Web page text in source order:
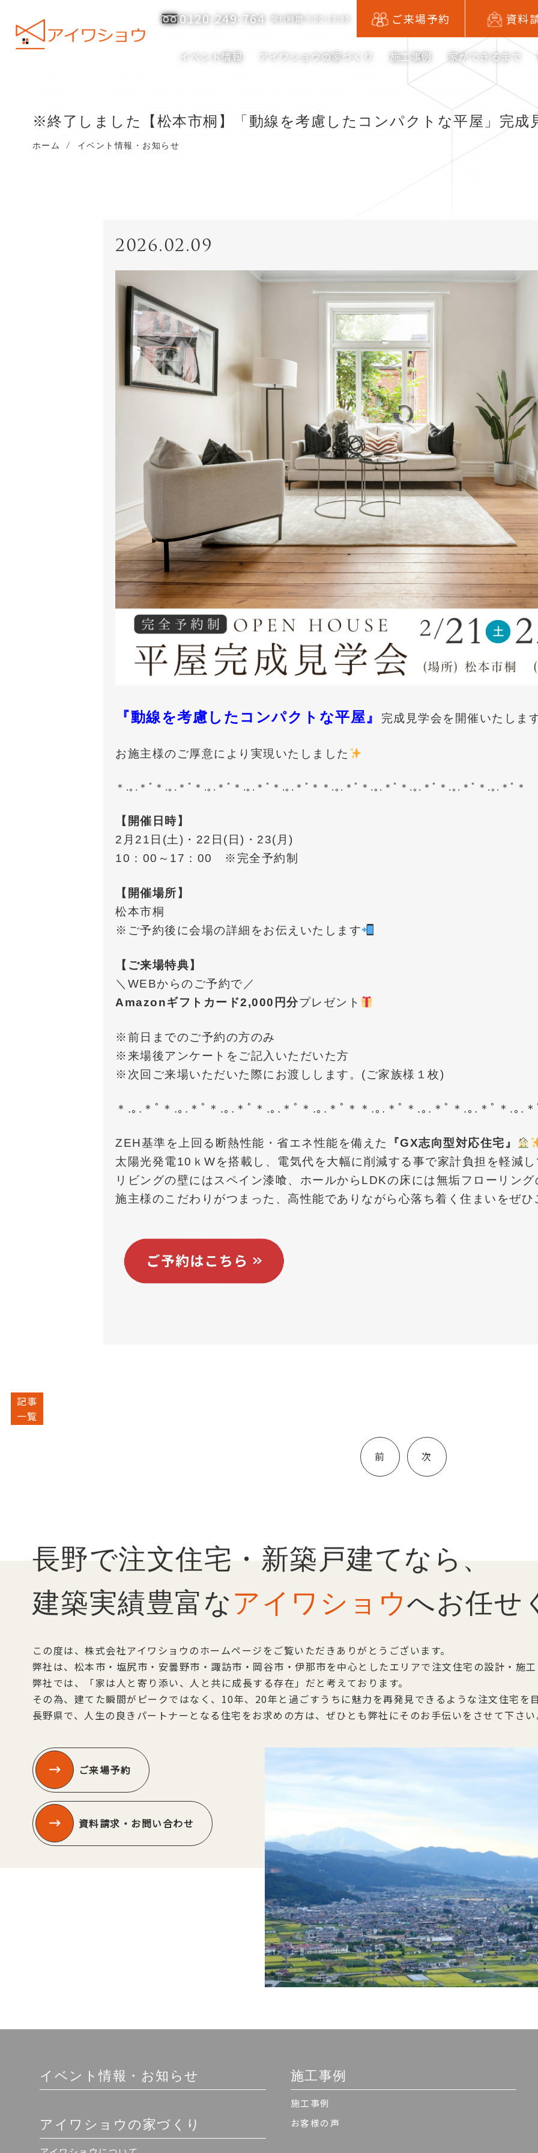
0120-249-764 受付時間 9:00-18:00 ご来場予約 資料
イベント情報 アイワショウの家づくり 施工事例 家ができるまで
※終了しました【松本市桐】「動線を考慮したコンパクトな平屋」完成
ホーム / イベント情報・お知らせ
2026.02.09
『動線を考慮したコンパクトな平屋』 完成見学会を開催いたしま
お施主様のご厚意により実現いたしました
＊.｡.＊ﾟ＊.｡.＊ﾟ＊.｡.＊ﾟ＊.｡.＊ﾟ＊.｡.＊ﾟ＊＊.｡.＊ﾟ＊.｡.＊ﾟ＊.｡.＊ﾟ＊.｡.＊ﾟ＊.｡.＊ﾟ＊
【開催日時】
2月21日(土)・22日(日)・23(月)
10：00～17：00 ※完全予約制
【開催場所】
松本市桐
※ご予約後に会場の詳細をお伝えいたします
【ご来場特典】
＼WEBからのご予約で／
Amazonギフトカード2,000円分プレゼント
※前日までのご予約の方のみ
※来場後アンケートをご記入いただいた方
※次回ご来場いただいた際にお渡しします。(ご家族様１枚)
＊.｡.＊ﾟ＊.｡.＊ﾟ＊.｡.＊ﾟ＊.｡.＊ﾟ＊.｡.＊ﾟ＊＊.｡.＊ﾟ＊.｡.＊ﾟ＊.｡.＊ﾟ＊.｡.
ZEH基準を上回る断熱性能・省エネ性能を備えた
『GX志向型対応住宅』
太陽光発電10ｋWを搭載し、電気代を大幅に削減する事で家計負担を軽減
リビングの壁にはスペイン漆喰、ホールからLDKの床には無垢フローリン
施主様のこだわりがつまった、高性能でありながら心落ち着く住まいをぜ
記事
一覧
稿
ナ
ン
前 次
長野で注文住宅・新築戸建てなら、
建築実績豊富なアイワショウへお任せ
この度は、株式会社アイワショウのホームページをご覧いただきありがとうございます。
弊社は、松本市・塩尻市・安曇野市・諏訪市・岡谷市・伊那市を中心としたエリアで注文住宅の設計・施
弊社では、「家は人と寄り添い、人と共に成長する存在」だと考えております。
その為、建てた瞬間がピークではなく、10年、20年と過ごすうちに魅力を再発見できるような注文住宅を
長野県で、人生の良きパートナーとなる住宅をお求めの方は、ぜひとも弊社にそのお手伝いをさせて下さ
ご来場予約
資料請求・お問い合わせ
イベント情報・お知らせ
アイワショウの家づくり
施工事例
施工事例
お客様の声